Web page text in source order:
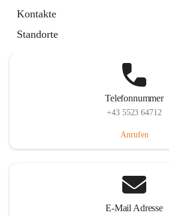
Kontakte
Standorte
Telefonnummer
+43 5523 64712
Anrufen
E-Mail Adresse